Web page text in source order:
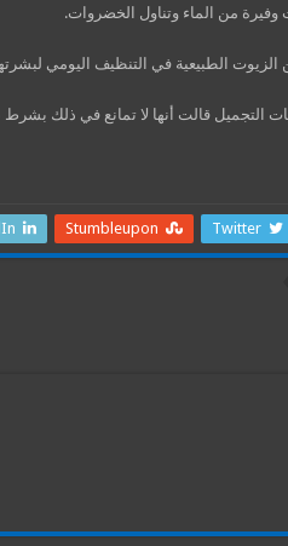
من الماء وتناول الخضروات.
الطبيعية في التنظيف اليومي
التجميل قالت أنها لا تمانع في ذلك بشرط
Twitter
Stumbleupon